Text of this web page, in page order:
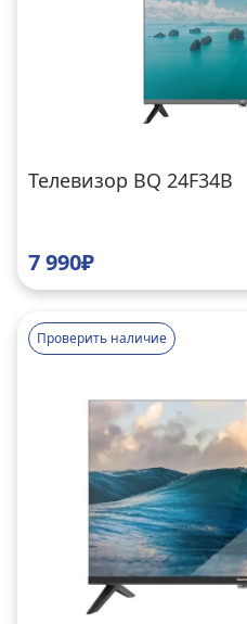
Телевизор BQ 24F34B
7 990₽
Проверить наличие